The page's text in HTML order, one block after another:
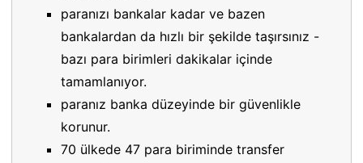
paranızı bankalar kadar ve bazen
bankalardan da hızlı bir şekilde taşırsınız -
bazı para birimleri dakikalar içinde
tamamlanıyor.
paranız banka düzeyinde bir güvenlikle
korunur.
70 ülkede 47 para biriminde transfer